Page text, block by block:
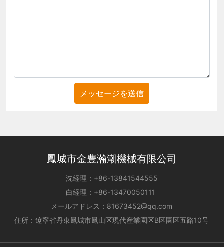
メッセージを送信
鳳城市金豊瀚潮機械有限公司
沈経理： +86-13841544555
白経理： +86-13470050111
メールアドレス： 81673452@qq.com
住所：遼寧省丹東鳳城市鳳山区現代産業園区B区園区五路10号